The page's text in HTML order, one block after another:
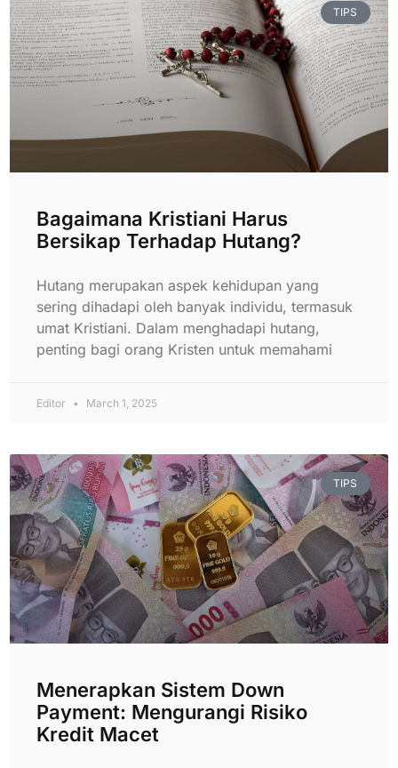
TIPS
Bagaimana Kristiani Harus
Bersikap Terhadap Hutang?
Hutang merupakan aspek kehidupan yang
sering dihadapi oleh banyak individu, termasuk
umat Kristiani. Dalam menghadapi hutang,
penting bagi orang Kristen untuk memahami
Editor March 1, 2025
TIPS
Menerapkan Sistem Down
Payment: Mengurangi Risiko
Kredit Macet